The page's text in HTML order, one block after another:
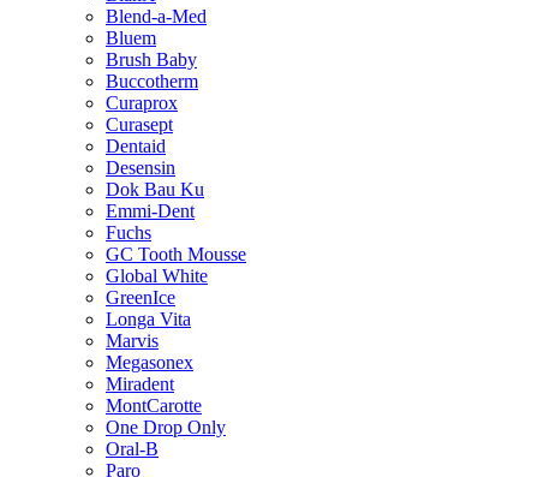
Blend-a-Med
Bluem
Brush Baby
Buccotherm
Curaprox
Curasept
Dentaid
Desensin
Dok Bau Ku
Emmi-Dent
Fuchs
GC Tooth Mousse
Global White
GreenIce
Longa Vita
Marvis
Megasonex
Miradent
MontCarotte
One Drop Only
Oral-B
Paro